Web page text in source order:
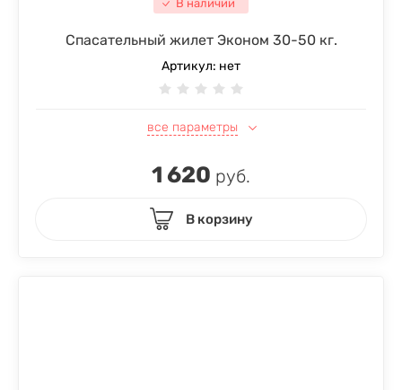
В наличии
Спасательный жилет Эконом 30-50 кг.
Артикул: нет
все параметры
1 620 руб.
В корзину